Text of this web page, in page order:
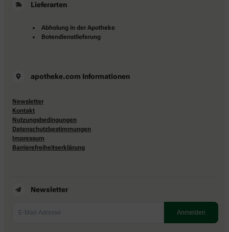
Lieferarten
Abholung in der Apotheke
Botendienstlieferung
apotheke.com Informationen
Newsletter
Kontakt
Nutzungsbedingungen
Datenschutzbestimmungen
Impressum
Barrierefreiheitserklärung
Newsletter